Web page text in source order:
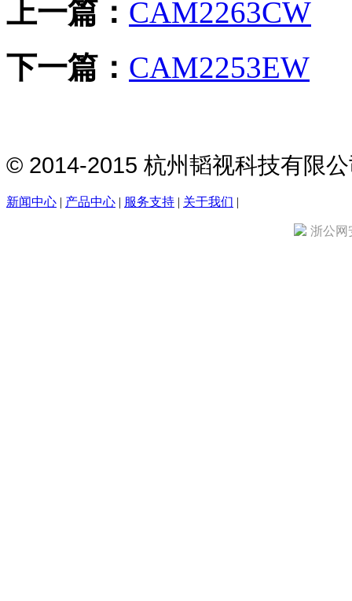
上一篇： CAM2263CW
下一篇： CAM2253EW
© 2014-2015 杭州韬视科技有限
新闻中心 | 产品中心 | 服务支持 | 关于我们 |
浙公网